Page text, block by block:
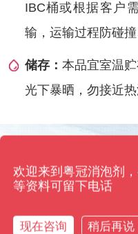
IBC桶或根据客户
输，运输过程防碰撞
储存： 本品宜室温
光下暴晒，勿接近
粤冠消泡剂·只用效果
欢迎来到粤冠消泡剂
等资料可留下电话
现在咨询 稍后再说